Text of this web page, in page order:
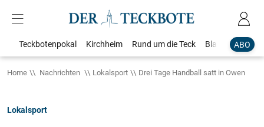
ABO
Teckbotenpokal Kirchheim Rund um die Teck Blaulicht
Home Nachrichten Lokalsport Drei Tage Handball satt in Owen
Lokalsport